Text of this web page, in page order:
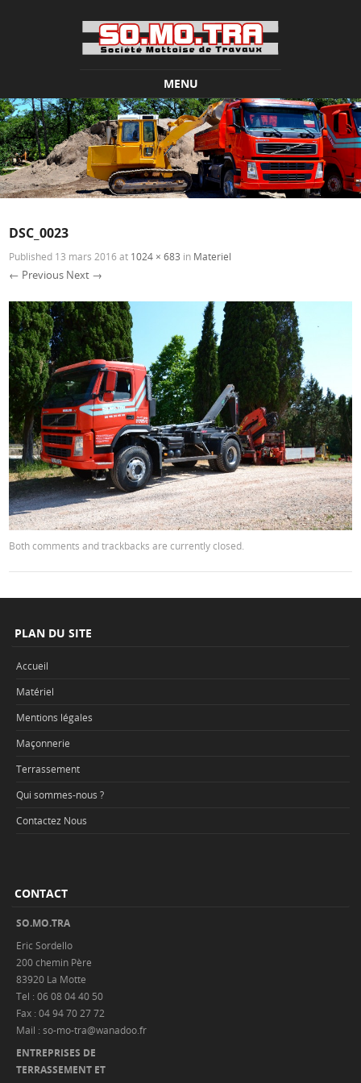
MENU
Skip to content
DSC_0023
Published 13 mars 2016 at 1024 × 683 in Materiel
← Previous Next →
Both comments and trackbacks are currently closed.
PLAN DU SITE
Accueil
Matériel
Mentions légales
Maçonnerie
Terrassement
Qui sommes-nous ?
Contactez Nous
CONTACT
SO.MO.TRA
Eric Sordello
200 chemin Père
83920 La Motte
Tel : 06 08 04 40 50
Fax : 04 94 70 27 72
Mail : so-mo-tra@wanadoo.fr
ENTREPRISES DE
TERRASSEMENT ET